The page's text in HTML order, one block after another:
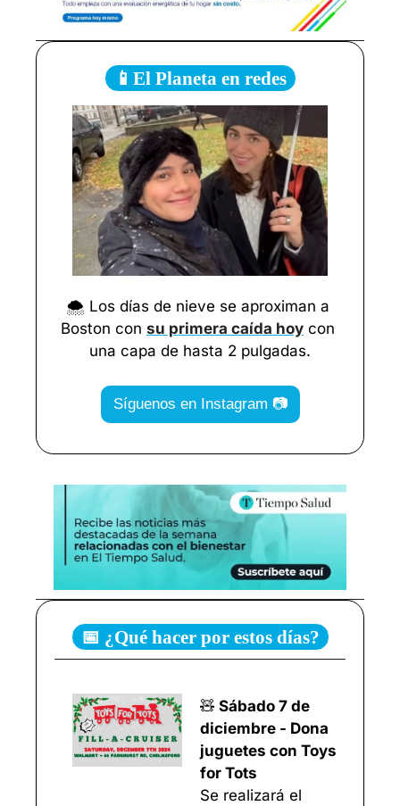
📱El Planeta en redes
🌨️ Los días de nieve se aproximan a
Boston con su primera caída hoy con
una capa de hasta 2 pulgadas.
Síguenos en Instagram 📷
📅 ¿Qué hacer por estos días?
🧸 Sábado 7 de
diciembre - Dona
juguetes con Toys
for Tots
Se realizará el